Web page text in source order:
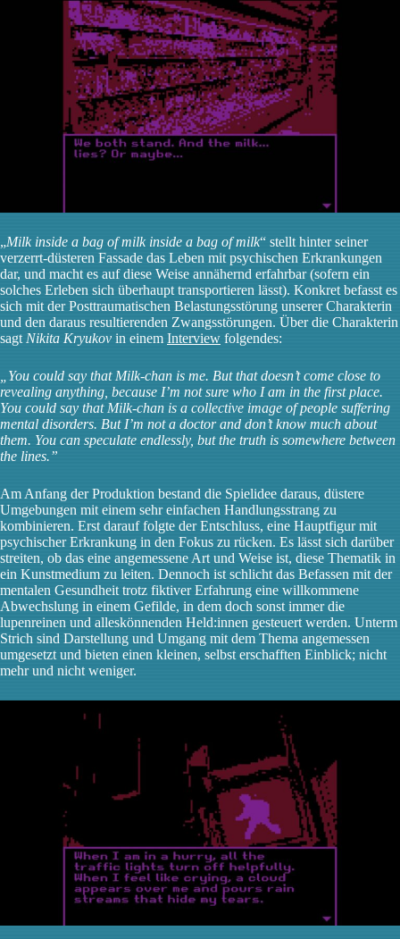
„Milk inside a bag of milk inside a bag of milk“ stellt hinter seiner
verzerrt-düsteren Fassade das Leben mit psychischen Erkrankungen
dar, und macht es auf diese Weise annähernd erfahrbar (sofern ein
solches Erleben sich überhaupt transportieren lässt). Konkret befasst es
sich mit der Posttraumatischen Belastungsstörung unserer Charakterin
und den daraus resultierenden Zwangsstörungen. Über die Charakterin
sagt Nikita Kryukov in einem Interview folgendes:
„You could say that Milk-chan is me. But that doesn’t come close to
revealing anything, because I’m not sure who I am in the first place.
You could say that Milk-chan is a collective image of people suffering
mental disorders. But I’m not a doctor and don’t know much about
them. You can speculate endlessly, but the truth is somewhere between
the lines.”
Am Anfang der Produktion bestand die Spielidee daraus, düstere
Umgebungen mit einem sehr einfachen Handlungsstrang zu
kombinieren. Erst darauf folgte der Entschluss, eine Hauptfigur mit
psychischer Erkrankung in den Fokus zu rücken. Es lässt sich darüber
streiten, ob das eine angemessene Art und Weise ist, diese Thematik in
ein Kunstmedium zu leiten. Dennoch ist schlicht das Befassen mit der
mentalen Gesundheit trotz fiktiver Erfahrung eine willkommene
Abwechslung in einem Gefilde, in dem doch sonst immer die
lupenreinen und alleskönnenden Held:innen gesteuert werden. Unterm
Strich sind Darstellung und Umgang mit dem Thema angemessen
umgesetzt und bieten einen kleinen, selbst erschafften Einblick; nicht
mehr und nicht weniger.